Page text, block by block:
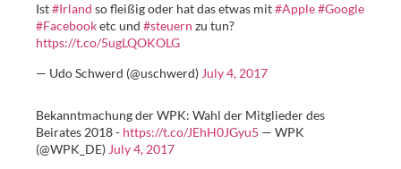
Ist#Irland so fleißig oder hat das etwas mit#Apple#Google
#Facebooketc und #steuern zu tun?
https://t.co/5ugLQOKOLG
— Udo Schwerd (@uschwerd) July 4, 2017
Bekanntmachung der WPK: Wahl der Mitglieder des
Beirates 2018 - https://t.co/JEhH0JGyu5 — WPK
(@WPK_DE) July 4, 2017